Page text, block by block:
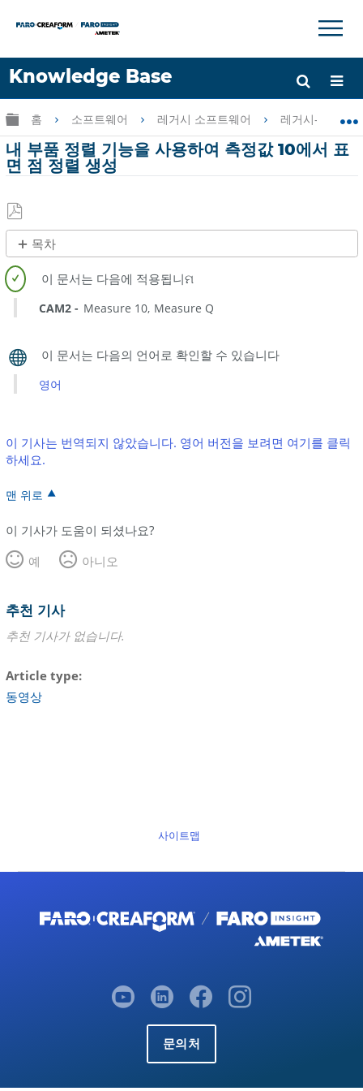
Knowledge Base
언어
도움 받기 로그인
×
글로벌 계층 확장/축소
홈 소프트웨어 레거시 소프트웨어 레거시-
내 부품 정렬 기능을 사용하여 측정값 10에서 표
면 점 정렬 생성
PDF
로
저
장
목차
제
목
없
음
CAM2 Measure 10 Measure Q
영어
이 기사는 번역되지 않았습니다. 영어 버전을 보려면 여기를 클릭
하세요.
맨 위로
이 기사가 도움이 되셨나요?
예
아니오
추천 기사
추천 기사가 없습니다.
Article type
동영상
사이트맵
문의처